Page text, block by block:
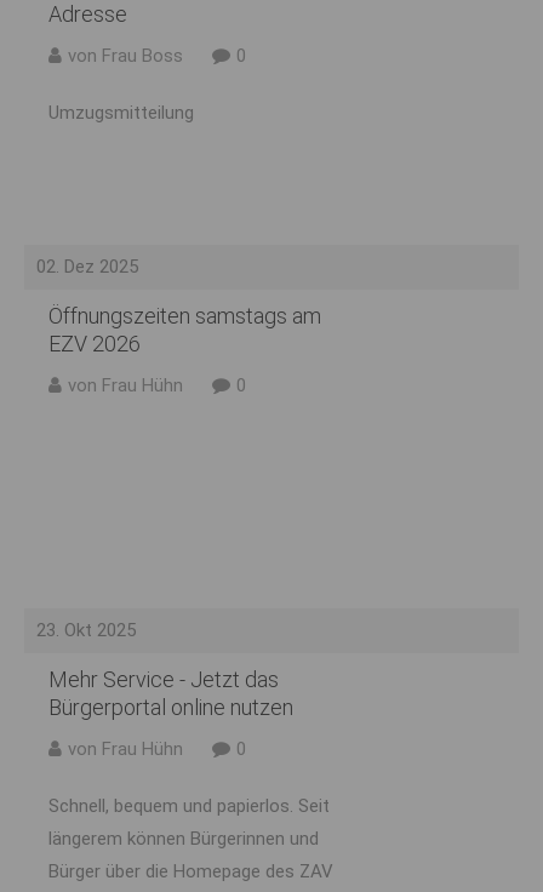
Adresse
von Frau Boss 0
Umzugsmitteilung
02. Dez 2025
Öffnungszeiten samstags am
EZV 2026
von Frau Hühn 0
23. Okt 2025
Mehr Service - Jetzt das
Bürgerportal online nutzen
von Frau Hühn 0
Schnell, bequem und papierlos. Seit
längerem können Bürgerinnen und
Bürger über die Homepage des ZAV